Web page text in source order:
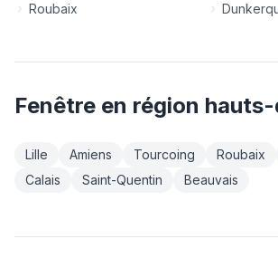
Roubaix
Fenêtre en région
Lille Amiens Tourcoing Roubaix
Calais
Saint-Quentin Beauvais